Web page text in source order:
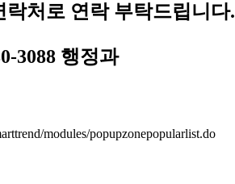
처로 연락 부탁드립니다.
3088 행정과
modules/popupzonepopularlist.do